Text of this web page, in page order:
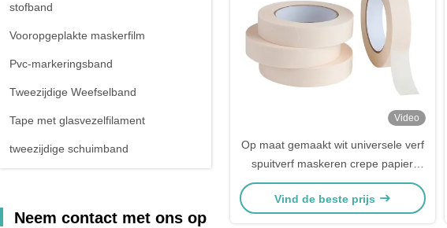
stofband
Vooropgeplakte maskerfilm
Pvc-markeringsband
Tweezijdige Weefselband
Tape met glasvezelfilament
tweezijdige schuimband
Neem contact met ons op
Video
Op maat gemaakt wit universele verf
spuitverf maskeren crepe papier
tape
Vind de beste prijs